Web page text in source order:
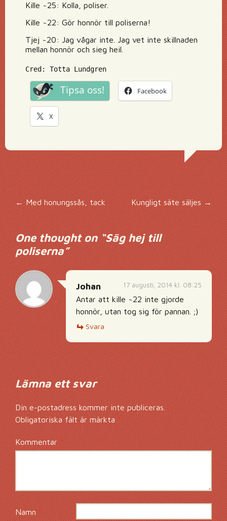
Kille ~25: Kolla, poliser.
Kille ~22: Gör honnör till poliserna!
Tjej ~20: Jag vågar inte. Jag vet inte skillnaden
mellan honnör och sieg heil.
Cred: Totta Lundgren
Tipsa oss! Facebook
X
Inläggsnavigering
←Med honungssås, tack Kungligt säte säljes →
One thought on “Säg hej till
poliserna”
17 augusti, 2014 kl. 08:25
Johan
Antar att kille ~22 inte gjorde
honnör, utan tog sig för pannan. ;)
Svara
Lämna ett svar
Din e-postadress kommer inte publiceras.
Obligatoriska fält är märkta*
Kommentar*
Namn*